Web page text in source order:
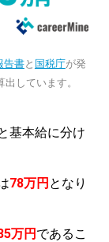
告書と 国税庁が発
しています。
基本給に分け
78万円 となり
万円 であるこ